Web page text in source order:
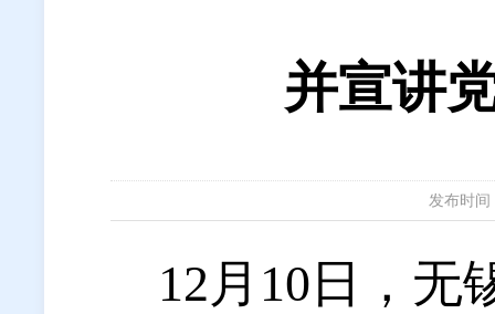
并宣讲
发布时
12月 10日，无